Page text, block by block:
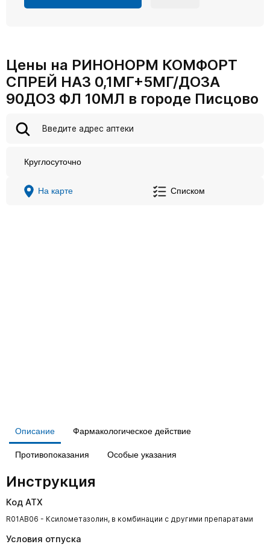
Цены на РИНОНОРМ КОМФОРТ
СПРЕЙ НАЗ 0,1МГ+5МГ/ДОЗА
90ДОЗ ФЛ 10МЛ в городе Писцово
Круглосуточно
На карте Списком
Описание Фармакологическое действие
Противопоказания Особые указания
Инструкция
Код АТХ
R01AB06 - Ксилометазолин, в комбинации с другими препаратами
Условия отпуска